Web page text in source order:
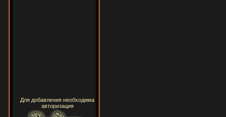
Для добавления необходима
авторизация